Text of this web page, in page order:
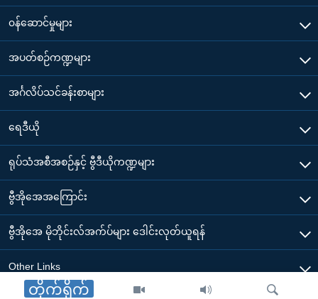
တိုက်ရိုက်
၀န်ဆောင်မှုများ
အပတ်စဉ်ကဏ္ဍများ
အင်္ဂလိပ်သင်ခန်းစာများ
ရေဒီယို
ရုပ်သံအစီအစဉ်နှင့် ဗွီဒီယိုကဏ္ဍများ
ဗွီအိုအေအကြောင်း
ဗွီအိုအေ မိုဘိုင်းလ်အက်ပ်များ ဒေါင်းလုတ်ယူရန်
Other Links